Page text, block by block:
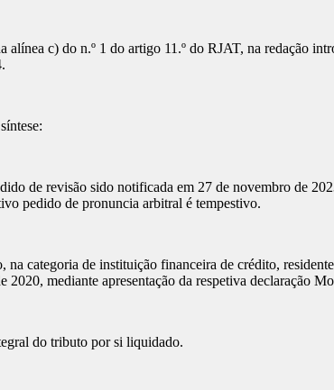
alínea c) do n.º 1 do artigo 11.º do RJAT, na redação
de revisão sido notificada em 27 de novembro de
pedido de pronuncia arbitral é tempestivo.
na categoria de instituição financeira de crédito,
2020, mediante apresentação da respetiva declaração
do tributo por si liquidado.